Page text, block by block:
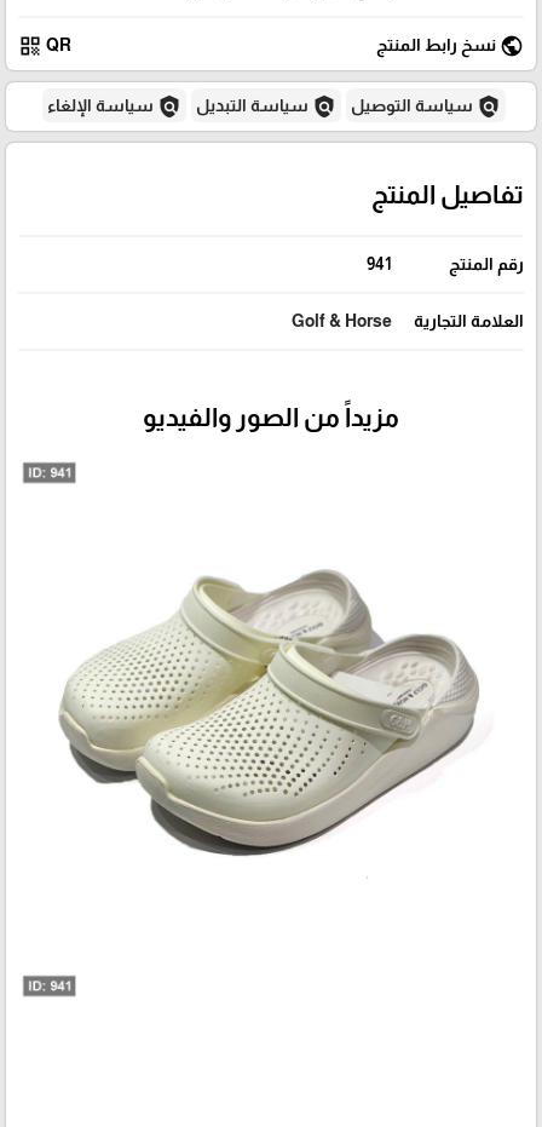
public نسخ رابط المنتج QR
qr_code
policy سياسة التوصيل policy سياسة التبديل policy سياسة الإلغاء
تفاصيل المنتج
رقم المنتج 941
العلامة التجارية Golf & Horse
مزيداً من الصور والفيديو